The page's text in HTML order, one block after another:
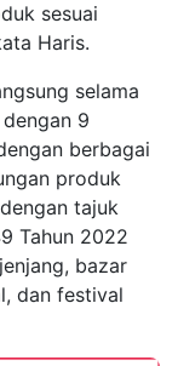
sesuai
Haris.
selama
9
berbagai
produk
tajuk
Tahun 2022
bazar
dan festival